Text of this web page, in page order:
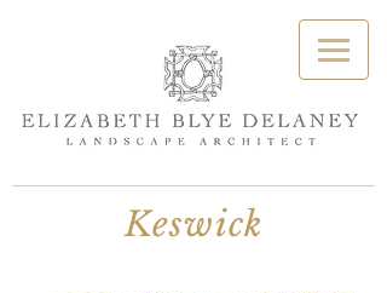
Keswick